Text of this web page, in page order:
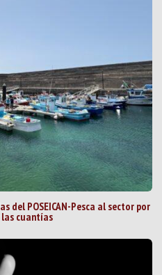
del POSEICAN-Pesca al sector por
cuantías